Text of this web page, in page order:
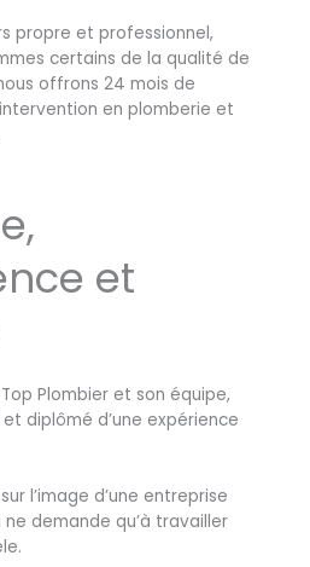
propre et professionnel,
certains de la qualité de
offrons 24 mois de
en plomberie et
et
Plombier et son équipe,
diplômé d’une expérience
l’image d’une entreprise
demande qu’à travailler